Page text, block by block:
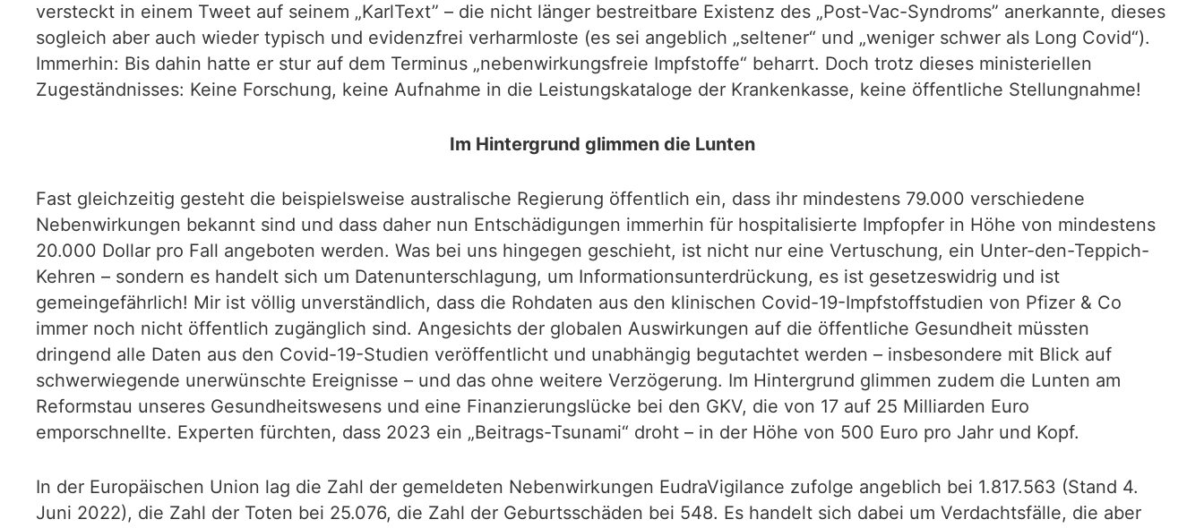
versteckt in einem Tweet auf seinem „KarlText” – die nicht länger bestreitbare Existenz des „Post-Vac-Syndroms” anerkannte, dieses
sogleich aber auch wieder typisch und evidenzfrei verharmloste (es sei angeblich „seltener“ und „weniger schwer als Long Covid“).
Immerhin: Bis dahin hatte er stur auf dem Terminus „nebenwirkungsfreie Impfstoffe“ beharrt. Doch trotz dieses ministeriellen
Zugeständnisses: Keine Forschung, keine Aufnahme in die Leistungskataloge der Krankenkasse, keine öffentliche Stellungnahme!
Im Hintergrund glimmen die Lunten
Fast gleichzeitig gesteht die beispielsweise australische Regierung öffentlich ein, dass ihr mindestens 79.000 verschiedene
Nebenwirkungen bekannt sind und dass daher nun Entschädigungen immerhin für hospitalisierte Impfopfer in Höhe von mindestens
20.000 Dollar pro Fall angeboten werden. Was bei uns hingegen geschieht, ist nicht nur eine Vertuschung, ein Unter-den-Teppich-
Kehren – sondern es handelt sich um Datenunterschlagung, um Informationsunterdrückung, es ist gesetzeswidrig und ist
gemeingefährlich! Mir ist völlig unverständlich, dass die Rohdaten aus den klinischen Covid-19-Impfstoffstudien von Pfizer & Co
immer noch nicht öffentlich zugänglich sind. Angesichts der globalen Auswirkungen auf die öffentliche Gesundheit müssten
dringend alle Daten aus den Covid-19-Studien veröffentlicht und unabhängig begutachtet werden – insbesondere mit Blick auf
schwerwiegende unerwünschte Ereignisse – und das ohne weitere Verzögerung. Im Hintergrund glimmen zudem die Lunten am
Reformstau unseres Gesundheitswesens und eine Finanzierungslücke bei den GKV, die von 17 auf 25 Milliarden Euro
emporschnellte. Experten fürchten, dass 2023 ein „Beitrags-Tsunami“ droht – in der Höhe von 500 Euro pro Jahr und Kopf.
In der Europäischen Union lag die Zahl der gemeldeten Nebenwirkungen EudraVigilance zufolge angeblich bei 1.817.563 (Stand 4.
Juni 2022), die Zahl der Toten bei 25.076, die Zahl der Geburtsschäden bei 548. Es handelt sich dabei um Verdachtsfälle, die aber